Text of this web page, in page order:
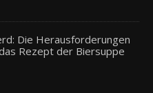
Die Herausforderungen
Rezept der Biersuppe